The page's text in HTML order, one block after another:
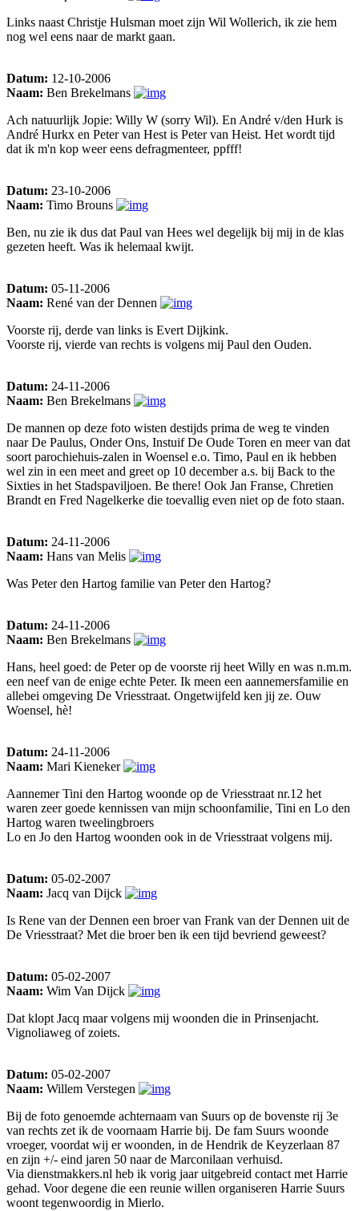
Links naast Christje Hulsman moet zijn Wil Wollerich, ik zie hem
nog wel eens naar de markt gaan.
Datum: 12-10-2006
Naam: Ben Brekelmans
Ach natuurlijk Jopie: Willy W (sorry Wil). En André v/den Hurk is
André Hurkx en Peter van Hest is Peter van Heist. Het wordt tijd
dat ik m'n kop weer eens defragmenteer, ppfff!
Datum: 23-10-2006
Naam: Timo Brouns
Ben, nu zie ik dus dat Paul van Hees wel degelijk bij mij in de klas
gezeten heeft. Was ik helemaal kwijt.
Datum: 05-11-2006
Naam: René van der Dennen
Voorste rij, derde van links is Evert Dijkink.
Voorste rij, vierde van rechts is volgens mij Paul den Ouden.
Datum: 24-11-2006
Naam: Ben Brekelmans
De mannen op deze foto wisten destijds prima de weg te vinden
naar De Paulus, Onder Ons, Instuif De Oude Toren en meer van dat
soort parochiehuis-zalen in Woensel e.o. Timo, Paul en ik hebben
wel zin in een meet and greet op 10 december a.s. bij Back to the
Sixties in het Stadspaviljoen. Be there! Ook Jan Franse, Chretien
Brandt en Fred Nagelkerke die toevallig even niet op de foto staan.
Datum: 24-11-2006
Naam: Hans van Melis
Was Peter den Hartog familie van Peter den Hartog?
Datum: 24-11-2006
Naam: Ben Brekelmans
Hans, heel goed: de Peter op de voorste rij heet Willy en was n.m.m.
een neef van de enige echte Peter. Ik meen een aannemersfamilie en
allebei omgeving De Vriesstraat. Ongetwijfeld ken jij ze. Ouw
Woensel, hè!
Datum: 24-11-2006
Naam: Mari Kieneker
Aannemer Tini den Hartog woonde op de Vriesstraat nr.12 het
waren zeer goede kennissen van mijn schoonfamilie, Tini en Lo den
Hartog waren tweelingbroers
Lo en Jo den Hartog woonden ook in de Vriesstraat volgens mij.
Datum: 05-02-2007
Naam: Jacq van Dijck
Is Rene van der Dennen een broer van Frank van der Dennen uit de
De Vriesstraat? Met die broer ben ik een tijd bevriend geweest?
Datum: 05-02-2007
Naam: Wim Van Dijck
Dat klopt Jacq maar volgens mij woonden die in Prinsenjacht.
Vignoliaweg of zoiets.
Datum: 05-02-2007
Naam: Willem Verstegen
Bij de foto genoemde achternaam van Suurs op de bovenste rij 3e
van rechts zet ik de voornaam Harrie bij. De fam Suurs woonde
vroeger, voordat wij er woonden, in de Hendrik de Keyzerlaan 87
en zijn +/- eind jaren 50 naar de Marconilaan verhuisd.
Via dienstmakkers.nl heb ik vorig jaar uitgebreid contact met Harrie
gehad. Voor degene die een reunie willen organiseren Harrie Suurs
woont tegenwoordig in Mierlo.